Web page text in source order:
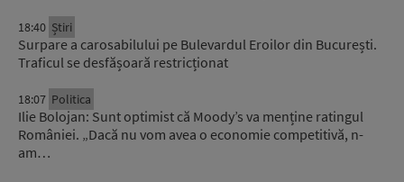
18:40 Știri
Surpare a carosabilului pe Bulevardul Eroilor din București.
Traficul se desfășoară restricționat
18:07 Politica
Ilie Bolojan: Sunt optimist că Moody’s va menține ratingul
României. „Dacă nu vom avea o economie competitivă, n-
am…